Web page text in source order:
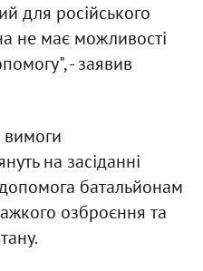
для російського
не має можливості
- заявив
на засіданні
батальйонам
озброєння та